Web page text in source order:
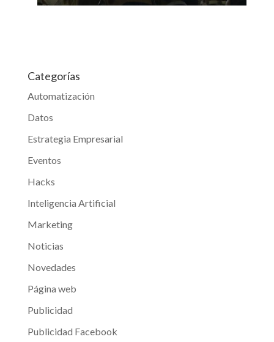
Categorías
Automatización
Datos
Estrategia Empresarial
Eventos
Hacks
Inteligencia Artificial
Marketing
Noticias
Novedades
Página web
Publicidad
Publicidad Facebook